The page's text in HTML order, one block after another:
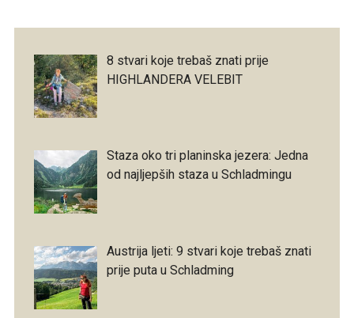
8 stvari koje trebaš znati prije
HIGHLANDERA VELEBIT
Staza oko tri planinska jezera: Jedna
od najljepših staza u Schladmingu
Austrija ljeti: 9 stvari koje trebaš znati
prije puta u Schladming